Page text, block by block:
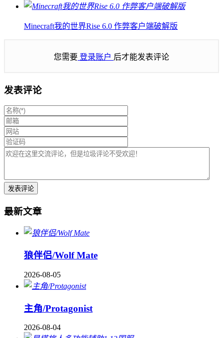
Minecraft我的世界Rise 6.0 作弊客户端破解版
您需要 登录账户 后才能发表评论
发表评论
最新文章
狼伴侣/Wolf Mate
2026-08-05
主角/Protagonist
2026-08-04